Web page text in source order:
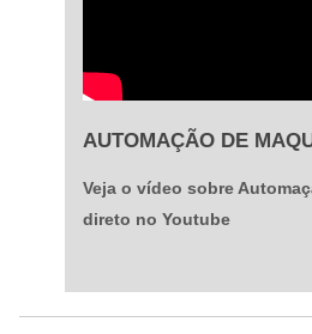
AUTOMAÇÃO DE
Veja o vídeo sobre
direto no Youtube